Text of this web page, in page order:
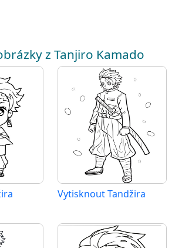
z Tanjiro Kamado
Vytisknout Tandžira